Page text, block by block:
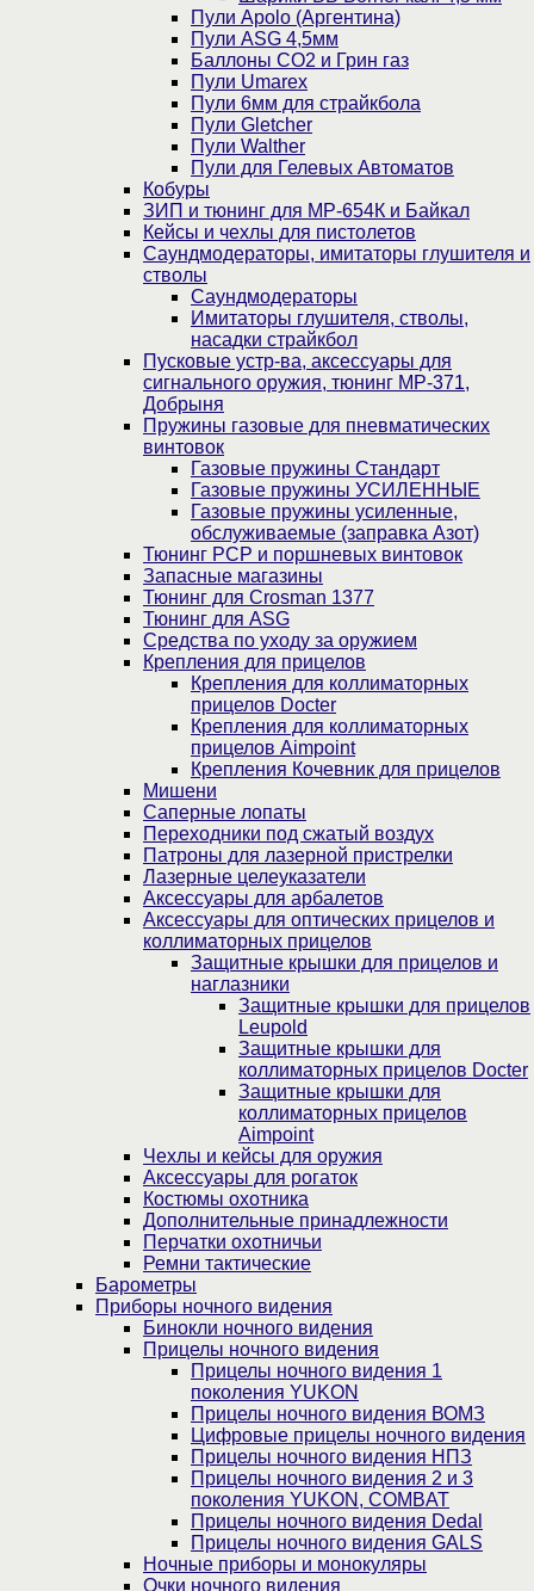
Пули Apolo (Аргентина)
Пули ASG 4,5мм
Баллоны CO2 и Грин газ
Пули Umarex
Пули 6мм для страйкбола
Пули Gletcher
Пули Walther
Пули для Гелевых Автоматов
Кобуры
ЗИП и тюнинг для МР-654К и Байкал
Кейсы и чехлы для пистолетов
Саундмодераторы, имитаторы глушителя и
стволы
Саундмодераторы
Имитаторы глушителя, стволы,
насадки страйкбол
Пусковые устр-ва, аксессуары для
сигнального оружия, тюнинг МР-371,
Добрыня
Пружины газовые для пневматических
винтовок
Газовые пружины Стандарт
Газовые пружины УСИЛЕННЫЕ
Газовые пружины усиленные,
обслуживаемые (заправка Азот)
Тюнинг PCP и поршневых винтовок
Запасные магазины
Тюнинг для Crosman 1377
Тюнинг для ASG
Средства по уходу за оружием
Крепления для прицелов
Крепления для коллиматорных
прицелов Docter
Крепления для коллиматорных
прицелов Aimpoint
Крепления Кочевник для прицелов
Мишени
Саперные лопаты
Переходники под сжатый воздух
Патроны для лазерной пристрелки
Лазерные целеуказатели
Аксессуары для арбалетов
Аксессуары для оптических прицелов и
коллиматорных прицелов
Защитные крышки для прицелов и
наглазники
Защитные крышки для прицелов
Leupold
Защитные крышки для
коллиматорных прицелов Docter
Защитные крышки для
коллиматорных прицелов
Aimpoint
Чехлы и кейсы для оружия
Аксессуары для рогаток
Костюмы охотника
Дополнительные принадлежности
Перчатки охотничьи
Ремни тактические
Барометры
Приборы ночного видения
Бинокли ночного видения
Прицелы ночного видения
Прицелы ночного видения 1
поколения YUKON
Прицелы ночного видения ВОМЗ
Цифровые прицелы ночного видения
Прицелы ночного видения НПЗ
Прицелы ночного видения 2 и 3
поколения YUKON, COMBAT
Прицелы ночного видения Dedal
Прицелы ночного видения GALS
Ночные приборы и монокуляры
Очки ночного видения